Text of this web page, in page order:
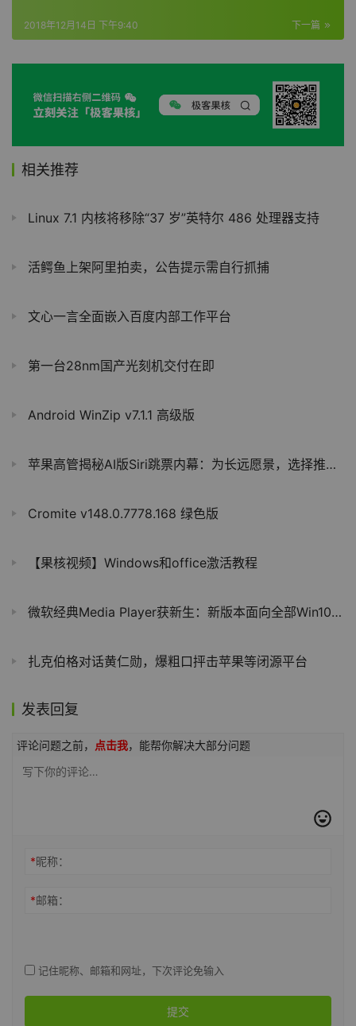
下一篇
2018年12月14日 下午9:40
相关推荐
Linux 7.1 内核将移除“37 岁”英特尔 486 处理器支持
活鳄鱼上架阿里拍卖，公告提示需自行抓捕
文心一言全面嵌入百度内部工作平台
第一台28nm国产光刻机交付在即
Android WinZip v7.1.1 高级版
苹果高管揭秘AI版Siri跳票内幕：为长远愿景，选择推倒重来
Cromite v148.0.7778.168 绿色版
【果核视频】Windows和office激活教程
微软经典Media Player获新生：新版本面向全部Win10用户推出
扎克伯格对话黄仁勋，爆粗口抨击苹果等闭源平台
发表回复
评论问题之前， 点击我，能帮你解决大部分问题
*昵称：
*邮箱：
记住昵称、邮箱和网址，下次评论免输入
提交